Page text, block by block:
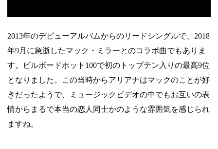
2013年のデビューアルバムからのリードシングルで、2018
年9月に急逝したマック・ミラーとのコラボ曲でもありま
す。ビルボードホット100で初のトップテン入りの最高9位
となりました。この当時からアリアナはマックのことが好
きだったようで、ミュージックビデオの中でもお互いの表
情からまるで本当の恋人同士かのような雰囲気を感じられ
ますね。